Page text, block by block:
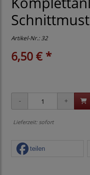
Artikel-Nr.:32
6,50 € *
Lieferzeit: sofort
teilen